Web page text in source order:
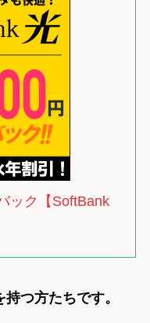
ック【SoftBank
つ方たちです。